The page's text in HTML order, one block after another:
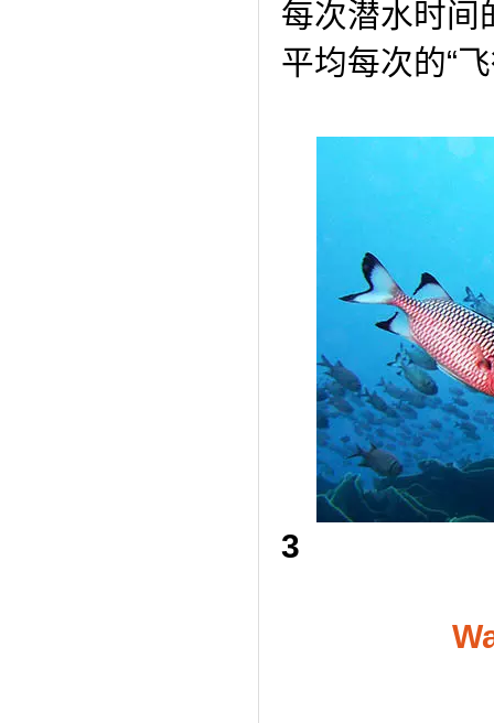
每次潜水时间
平均每次的“
3